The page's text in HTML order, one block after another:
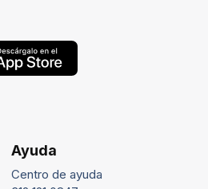
Ayuda
Centro de ayuda